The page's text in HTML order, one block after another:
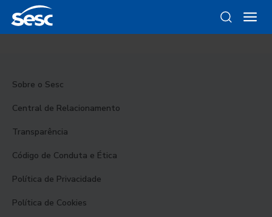
Sobre o Sesc
Central de Relacionamento
Transparência
Código de Conduta e Ética
Política de Privacidade
Política de Cookies